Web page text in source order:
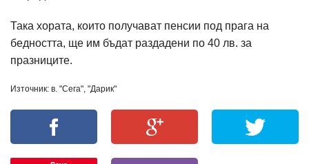
Така хората, които получават пенсии под прага на
бедността, ще им бъдат раздадени по 40 лв. за
празниците.
Източник: в. "Сега", "Дарик"